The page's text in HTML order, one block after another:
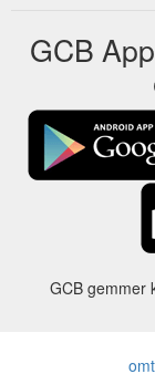
GCB
GCB gemmer